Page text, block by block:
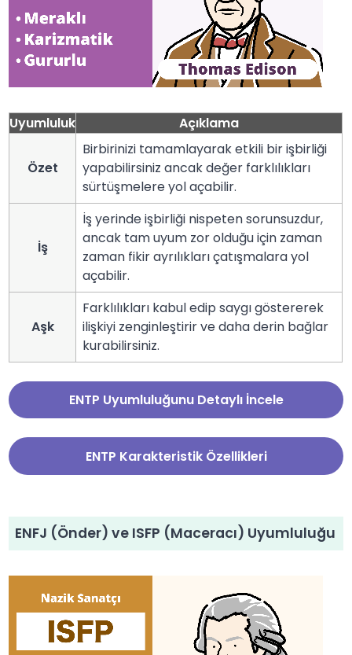
Uyumluluk Açıklama
Özet
Birbirinizi tamamlayarak etkili bir işbirliği
yapabilirsiniz ancak değer farklılıkları
sürtüşmelere yol açabilir.
İş
İş yerinde işbirliği nispeten sorunsuzdur,
ancak tam uyum zor olduğu için zaman
zaman fikir ayrılıkları çatışmalara yol
açabilir.
Aşk
Farklılıkları kabul edip saygı göstererek
ilişkiyi zenginleştirir ve daha derin bağlar
kurabilirsiniz.
ENTP Uyumluluğunu Detaylı İncele
ENTP Karakteristik Özellikleri
ENFJ (Önder) ve ISFP (Maceracı) Uyumluluğu